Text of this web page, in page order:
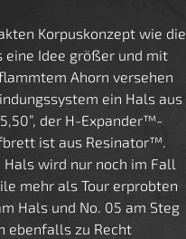
Korpuskonzept wie die
eine Idee größer und mit
Ahorn versehen
ein Hals aus
der H-Expander™-
ist aus Resinator™.
wird nur noch im Fall
mehr als Tour erprobten
Hals und No. 05 am Steg
ebenfalls zu Recht